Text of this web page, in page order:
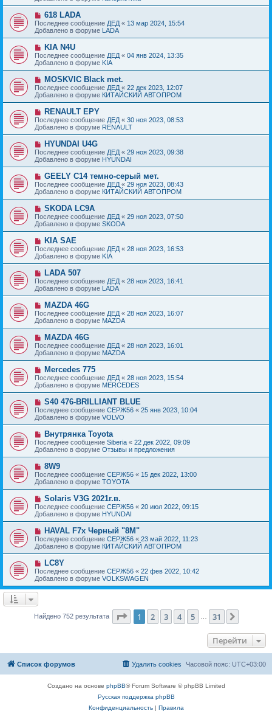
и
е
б
щ
е
н
и
е
о
с
о
о
б
щ
е
н
и
е
Н
о
в
о
е
с
о
о
б
щ
е
н
и
е
618 LADA
Последнее сообщение ДЕД « 13 мар 2024, 15:54
Добавлено в форуме LADA
Н
о
в
о
е
с
о
о
б
щ
е
н
и
е
KIA N4U
Последнее сообщение ДЕД « 04 янв 2024, 13:35
Добавлено в форуме KIA
Н
о
в
о
е
с
о
о
б
щ
е
н
и
е
MOSKVIC Black met.
Последнее сообщение ДЕД « 22 дек 2023, 12:07
Добавлено в форуме КИТАЙСКИЙ АВТОПРОМ
Н
о
в
о
е
с
о
о
б
щ
е
н
и
е
RENAULT EPY
Последнее сообщение ДЕД « 30 ноя 2023, 08:53
Добавлено в форуме RENAULT
Н
о
в
о
с
о
о
б
щ
е
н
и
е
HYUNDAI U4G
Последнее сообщение ДЕД « 29 ноя 2023, 09:38
Добавлено в форуме HYUNDAI
Н
о
в
о
е
с
о
о
б
щ
е
н
и
е
GEELY C14 темно-серый мет.
Последнее сообщение ДЕД « 29 ноя 2023, 08:43
Добавлено в форуме КИТАЙСКИЙ АВТОПРОМ
Н
о
в
о
е
с
о
о
б
е
н
и
е
SKODA LC9A
Последнее сообщение ДЕД « 29 ноя 2023, 07:50
Добавлено в форуме SKODA
Н
о
в
о
е
с
о
о
б
щ
е
н
и
е
KIA SAE
Последнее сообщение ДЕД « 28 ноя 2023, 16:53
Добавлено в форуме KIA
Н
о
в
о
е
с
о
о
б
щ
е
н
и
е
LADA 507
Последнее сообщение ДЕД « 28 ноя 2023, 16:41
Добавлено в форуме LADA
Н
о
в
о
е
с
о
о
б
щ
е
н
и
е
MAZDA 46G
Последнее сообщение ДЕД « 28 ноя 2023, 16:07
Добавлено в форуме MAZDA
Н
о
в
о
е
с
о
о
б
щ
е
н
и
е
MAZDA 46G
Последнее сообщение ДЕД « 28 ноя 2023, 16:01
Добавлено в форуме MAZDA
Н
о
в
о
е
с
о
о
б
щ
е
н
и
е
Mercedes 775
Последнее сообщение ДЕД « 28 ноя 2023, 15:54
Добавлено в форуме MERCEDES
Н
о
в
о
е
с
о
о
б
щ
е
н
и
е
S40 476-BRILLIANT BLUE
Последнее сообщение СЕРЖ56 « 25 янв 2023, 10:04
Добавлено в форуме VOLVO
Н
о
в
о
е
с
о
о
б
щ
е
н
и
е
Внутрянка Toyota
Последнее сообщение Siberia « 22 дек 2022, 09:09
Добавлено в форуме Отзывы и предложения
Н
о
в
о
е
с
о
о
б
щ
е
н
и
е
8W9
Последнее сообщение СЕРЖ56 « 15 дек 2022, 13:00
Добавлено в форуме TOYOTA
Н
о
в
о
е
с
о
о
б
е
н
и
е
Solaris V3G 2021г.в.
Последнее сообщение СЕРЖ56 « 20 июл 2022, 09:15
Добавлено в форуме HYUNDAI
Н
о
в
о
е
с
о
о
б
и
HAVAL F7x Черный "8M"
Последнее сообщение СЕРЖ56 « 23 май 2022, 11:23
Добавлено в форуме КИТАЙСКИЙ АВТОПРОМ
Н
о
в
о
е
о
б
LC8Y
Последнее сообщение СЕРЖ56 « 22 фев 2022, 10:42
Добавлено в форуме VOLKSWAGEN
Найдено 752 результата Страница из 31
1 2 3 4 5 31
Перейти
Список форумов Часовой пояс: UTC+03:00
Удалить cookies
Создано на основе phpBB® Forum Software © phpBB Limited
Русская поддержка phpBB
Конфиденциальность| Правила